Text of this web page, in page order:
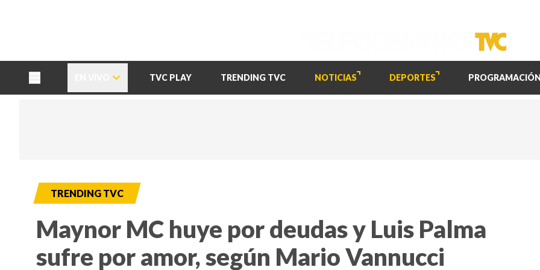
TVC PLAY TRENDING TVC NOTICIAS DEPORTES PROGRAMACIÓN
TRENDING TVC
Maynor MC huye por deudas y Luis Palma
sufre por amor, según Mario Vannucci